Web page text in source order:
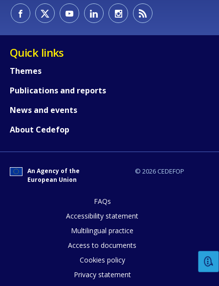
Quick links
Themes
Publications and reports
News and events
About Cedefop
© 2026 CEDEFOP
An Agency of the
European Union
FAQs
Accessibility statement
Multilingual practice
Access to documents
Cookies policy
Privacy statement
How would you rate the content on
Any additional comments or
page?